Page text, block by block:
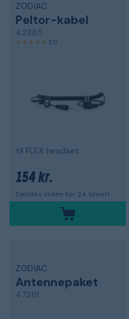
ZODIAC
Peltor-kabel
42385
5,0
til FLEX headset
154 kr.
Sendes inden for 24 timer!
ZODIAC
Antennepaket
47261